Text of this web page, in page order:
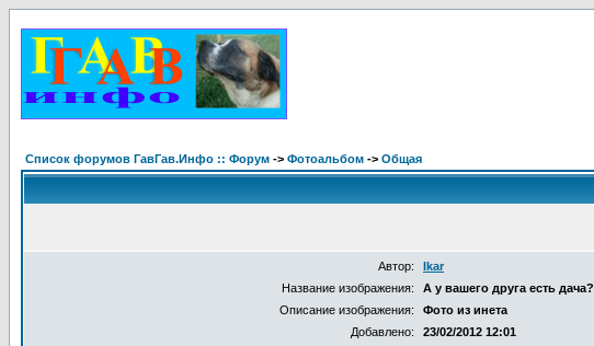
Список форумов ГавГав.Инфо :: Форум -> Фотоальбом -> Общая
Автор:
Ikar
Название изображения:
А у вашего друга есть дача?
Описание изображения:
Фото из инета
Добавлено:
23/02/2012 12:01